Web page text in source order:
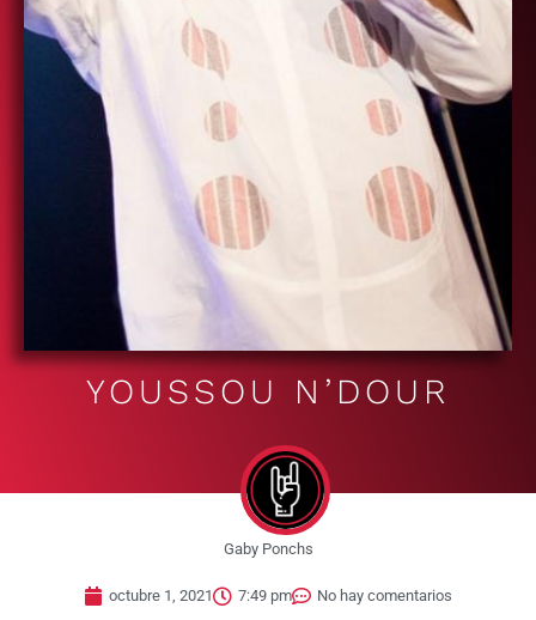
YOUSSOU N’DOUR
Gaby Ponchs
octubre 1, 2021 7:49 pm No hay comentarios